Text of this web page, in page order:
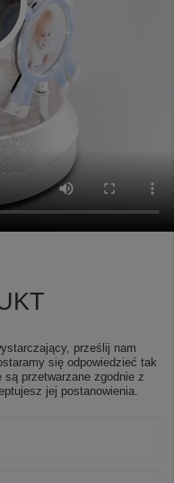
prześlij nam
się odpowiedzieć tak
są przetwarzane zgodnie z
jej postanowienia.